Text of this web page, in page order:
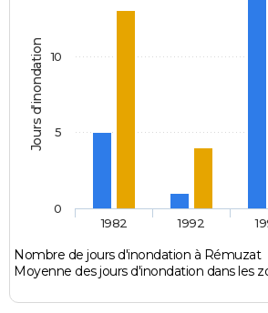
Jours d'inondation
Nombre de jours d'inondation à Rémuzat
Moyenne des jours d'inondation dans les
1982 1992
0
5
10